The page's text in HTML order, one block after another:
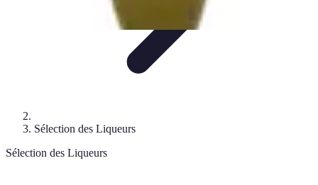
Sélection des Liqueurs
Sélection des Liqueurs